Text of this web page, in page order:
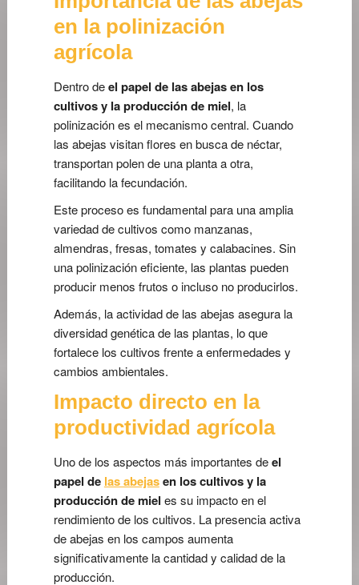
en la polinización
agrícola
Dentro deel papel de las abejas en los
cultivos y la producción de miel, la
polinización es el mecanismo central. Cuando
las abejas visitan flores en busca de néctar,
transportan polen de una planta a otra,
facilitando la fecundación.
Este proceso es fundamental para una amplia
variedad de cultivos como manzanas,
almendras, fresas, tomates y calabacines. Sin
una polinización eficiente, las plantas pueden
producir menos frutos o incluso no producirlos.
Además, la actividad de las abejas asegura la
diversidad genética de las plantas, lo que
fortalece los cultivos frente a enfermedades y
cambios ambientales.
Impacto directo en la
productividad agrícola
Uno de los aspectos más importantes deel
papel de las abejasen los cultivos y la
producción de miel es su impacto en el
rendimiento de los cultivos. La presencia activa
de abejas en los campos aumenta
significativamente la cantidad y calidad de la
producción.